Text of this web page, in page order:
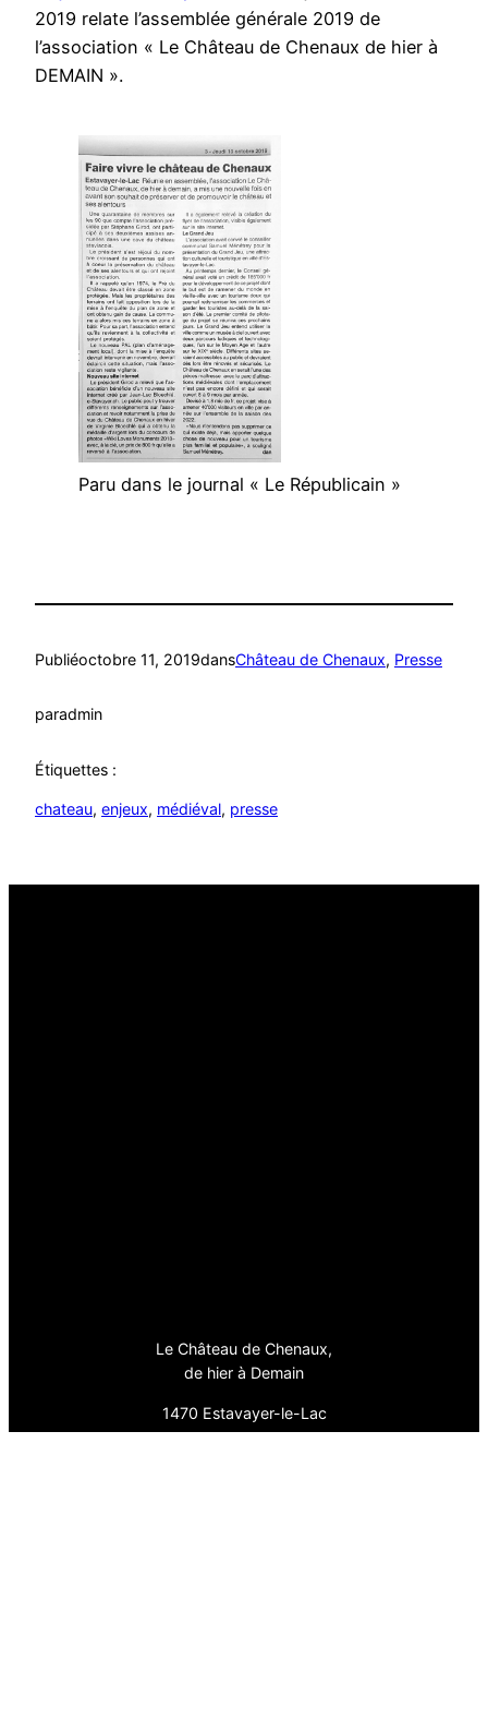
2019 relate l’assemblée générale 2019 de
l’association « Le Château de Chenaux de hier à
DEMAIN ».
Paru dans le journal « Le Républicain »
Publiéoctobre 11, 2019dansChâteau de Chenaux, Presse
paradmin
Étiquettes :
chateau, enjeux, médiéval, presse
Le Château de Chenaux,
de hier à Demain
1470 Estavayer-le-Lac